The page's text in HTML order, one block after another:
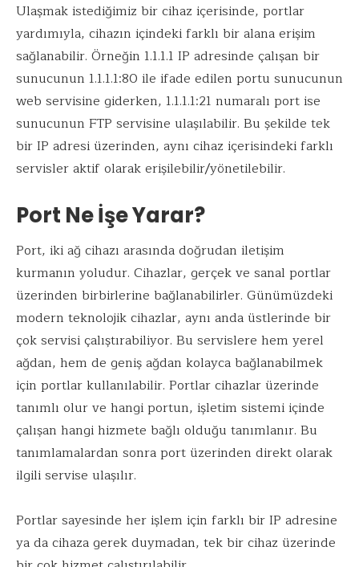
Ulaşmak istediğimiz bir cihaz içerisinde, portlar
yardımıyla, cihazın içindeki farklı bir alana erişim
sağlanabilir. Örneğin 1.1.1.1 IP adresinde çalışan bir
sunucunun 1.1.1.1:80 ile ifade edilen portu sunucunun
web servisine giderken, 1.1.1.1:21 numaralı port ise
sunucunun FTP servisine ulaşılabilir. Bu şekilde tek
bir IP adresi üzerinden, aynı cihaz içerisindeki farklı
servisler aktif olarak erişilebilir/yönetilebilir.
Port Ne İşe Yarar?
Port, iki ağ cihazı arasında doğrudan iletişim
kurmanın yoludur. Cihazlar, gerçek ve sanal portlar
üzerinden birbirlerine bağlanabilirler. Günümüzdeki
modern teknolojik cihazlar, aynı anda üstlerinde bir
çok servisi çalıştırabiliyor. Bu servislere hem yerel
ağdan, hem de geniş ağdan kolayca bağlanabilmek
için portlar kullanılabilir. Portlar cihazlar üzerinde
tanımlı olur ve hangi portun, işletim sistemi içinde
çalışan hangi hizmete bağlı olduğu tanımlanır. Bu
tanımlamalardan sonra port üzerinden direkt olarak
ilgili servise ulaşılır.
Portlar sayesinde her işlem için farklı bir IP adresine
ya da cihaza gerek duymadan, tek bir cihaz üzerinde